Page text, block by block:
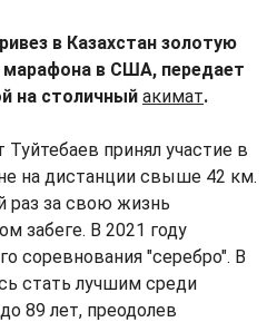
в Казахстан золотую
в США, передает
на столичный акимат.
принял участие в
на дистанции свыше 42 км.
раз за свою жизнь
забеге. В 2021 году
соревнования "серебро". В
стать лучшим среди
89 лет, преодолев